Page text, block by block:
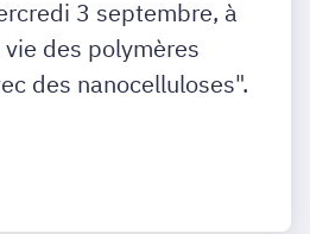
3 septembre, à
des polymères
des nanocelluloses".